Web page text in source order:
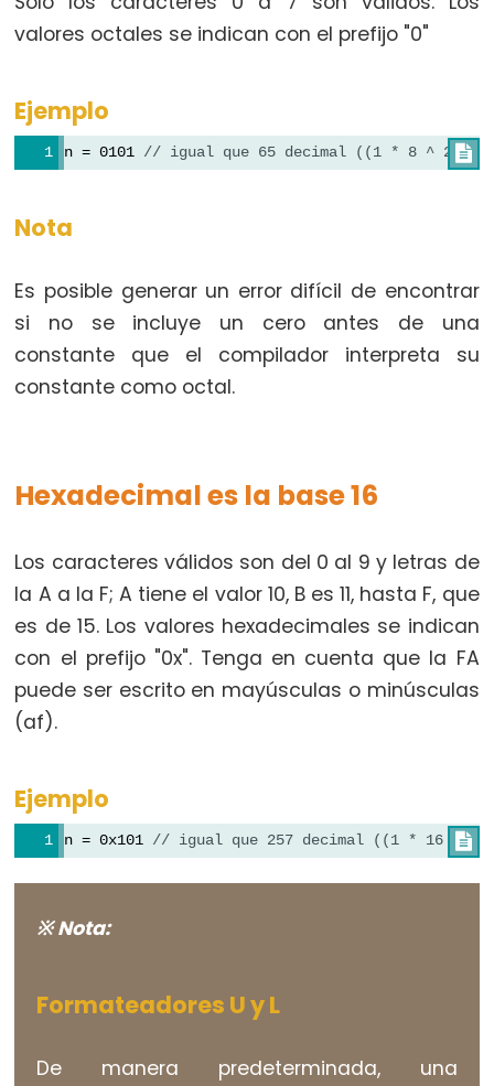
Qualifiers
Alcance
de
static
Digital
IO
pinMode()
Analog
analogRead()
analogReference()
shiftOut()
valores octales se indican con el prefijo "0"
Ejemplo

n = 0101 // igual que 65 decimal ((1 * 8 ^ 2) +
Nota
Es posible generar un error difícil de encontrar
si no se incluye un cero antes de una
constante que el compilador interpreta su
constante como octal.
Hexadecimal es la base 16
Los caracteres válidos son del 0 al 9 y letras de
la A a la F; A tiene el valor 10, B es 11, hasta F, que
es de 15. Los valores hexadecimales se indican
con el prefijo "0x". Tenga en cuenta que la FA
puede ser escrito en mayúsculas o minúsculas
(af).
Ejemplo

n = 0x101 // igual que 257 decimal ((1 * 16 ^
※ Nota:
Formateadores U y L
De manera predeterminada, una